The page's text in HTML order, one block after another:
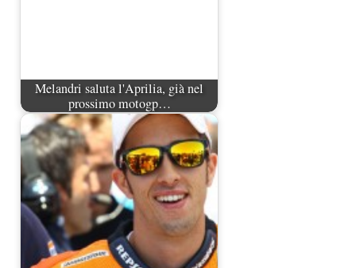
Melandri saluta l'Aprilia, già nel
prossimo motogp…